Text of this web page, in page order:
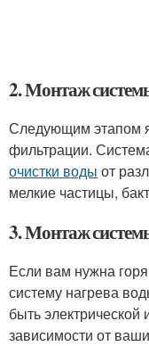
2. Монтаж
Следующим этапом
фильтрации.
очистки воды от
мелкие частицы,
3. Монтаж
Если вам нужна
систему нагрева
быть электрической
зависимости от